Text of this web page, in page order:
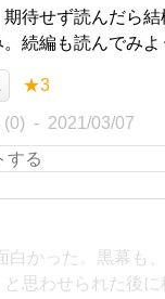
せず読んだら結構
続編も読んでみよ
★3
(0) 2021/03/07
白かった。黒幕も
と思わせられた後